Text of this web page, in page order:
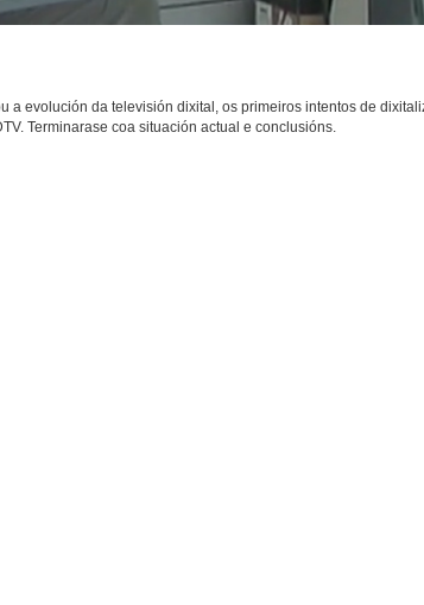
evolución da televisión dixital, os primeiros intentos de
Terminarase coa situación actual e conclusións.